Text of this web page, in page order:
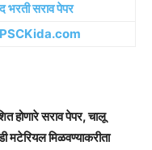
भरती सराव पेपर
होणारे सराव पेपर, चालू
मटेरियल मिळवण्याकरीता